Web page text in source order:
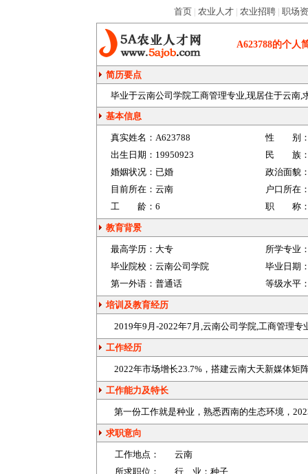
首页 | 农业人才 | 农业招聘 | 职场
A623788的个人
简历要点
毕业于云南公司学院工商管理专业,现居住于云南
基本信息
真实姓名： A623788
性 别
出生日期： 19950923
民 族
婚姻状况： 已婚
政治面貌
目前所在： 云南
户口所在
工 龄： 6 职 称
教育背景
最高学历： 大专
所学专业
毕业院校： 云南公司学院
毕业日期
第一外语： 普通话 等级水平
培训及教育经历
2019年9月-2022年7月,云南公司学院,工商管理专
工作经历
2022年市场增长23.7%，搭建云南大天新媒体矩
工作能力及特长
第一份工作就是种业，熟悉西南的生态环境，
求职意向
工作地点：
云南
所求职位：
行 业： 种子